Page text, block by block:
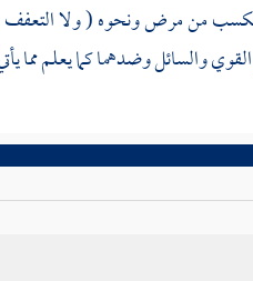
الكسب من مرض ونحوه ( ولا التعفف
والسائل وضدهما كما يعلم مما